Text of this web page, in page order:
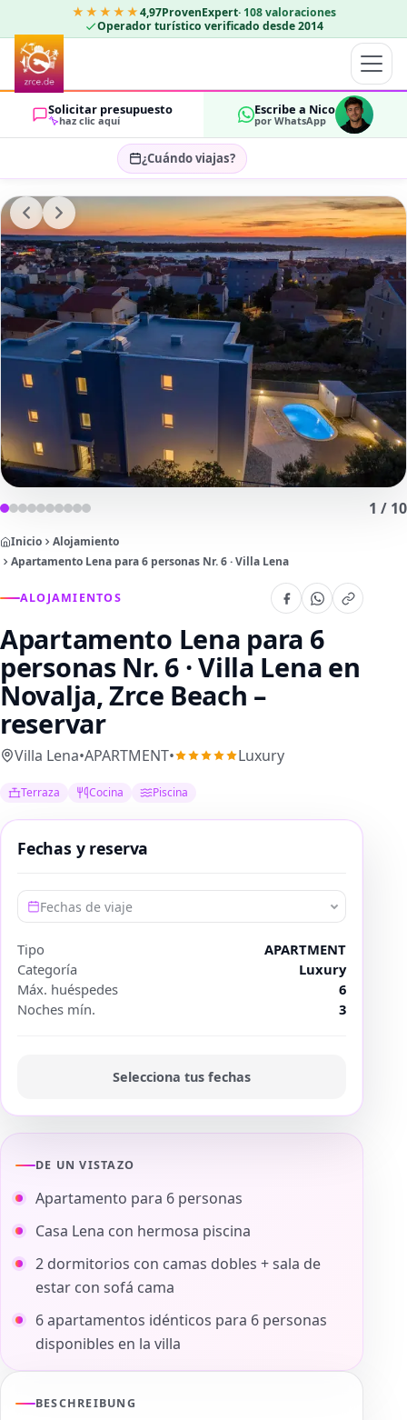
★★★★★4,97ProvenExpert· 108 valoraciones
Operador turístico verificado desde 2014
Solicitar presupuesto
haz clic aquí
Escribe a Nico
por WhatsApp
¿Cuándo viajas?
Seleccionar fechas…
HUÉSPEDES
2 OK
1 / 10
Inicio
Alojamiento
Apartamento Lena para 6 personas Nr. 6 · Villa Lena
ALOJAMIENTOS
Apartamento Lena para 6
personas Nr. 6 · Villa Lena en
Novalja, Zrce Beach –
reservar
Villa Lena•APARTMENT• Luxury
Terraza Cocina Piscina
DE UN VISTAZO
Apartamento para 6 personas
Casa Lena con hermosa piscina
2 dormitorios con camas dobles + sala de
estar con sofá cama
6 apartamentos idénticos para 6 personas
disponibles en la villa
BESCHREIBUNG
Fechas y reserva
Fechas de viaje
Tipo
APARTMENT
Categoría
Luxury
Máx. huéspedes
6
Noches mín.
3
Selecciona tus fechas